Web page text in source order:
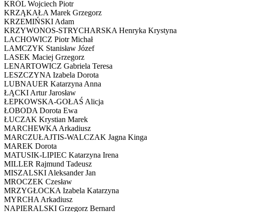
KRÓL Wojciech Piotr
KRZĄKAŁA Marek Grzegorz
KRZEMIŃSKI Adam
KRZYWONOS-STRYCHARSKA Henryka Krystyna
LACHOWICZ Piotr Michał
LAMCZYK Stanisław Józef
LASEK Maciej Grzegorz
LENARTOWICZ Gabriela Teresa
LESZCZYNA Izabela Dorota
LUBNAUER Katarzyna Anna
ŁĄCKI Artur Jarosław
ŁEPKOWSKA-GOŁAŚ Alicja
ŁOBODA Dorota Ewa
ŁUCZAK Krystian Marek
MARCHEWKA Arkadiusz
MARCZUŁAJTIS-WALCZAK Jagna Kinga
MAREK Dorota
MATUSIK-LIPIEC Katarzyna Irena
MILLER Rajmund Tadeusz
MISZALSKI Aleksander Jan
MROCZEK Czesław
MRZYGŁOCKA Izabela Katarzyna
MYRCHA Arkadiusz
NAPIERALSKI Grzegorz Bernard